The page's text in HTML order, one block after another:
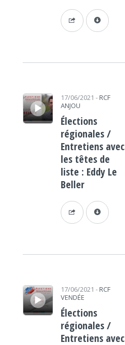
Lecteur audio 17/06/2021 - RCF
ANJOU
Élections
régionales /
Entretiens avec
les têtes de
liste : Eddy Le
Beller
Lecteur audio 17/06/2021 - RCF
VENDÉE
Élections
régionales /
Entretiens avec